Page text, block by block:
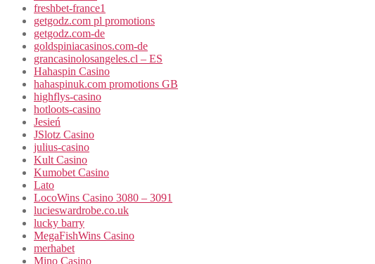
freshbet-france1
getgodz.com pl promotions
getgodz.com-de
goldspiniacasinos.com-de
grancasinolosangeles.cl – ES
Hahaspin Casino
hahaspinuk.com promotions GB
highflys-casino
hotloots-casino
Jesień
JSlotz Casino
julius-casino
Kult Casino
Kumobet Casino
Lato
LocoWins Casino 3080 – 3091
lucieswardrobe.co.uk
lucky barry
MegaFishWins Casino
merhabet
Mino Casino